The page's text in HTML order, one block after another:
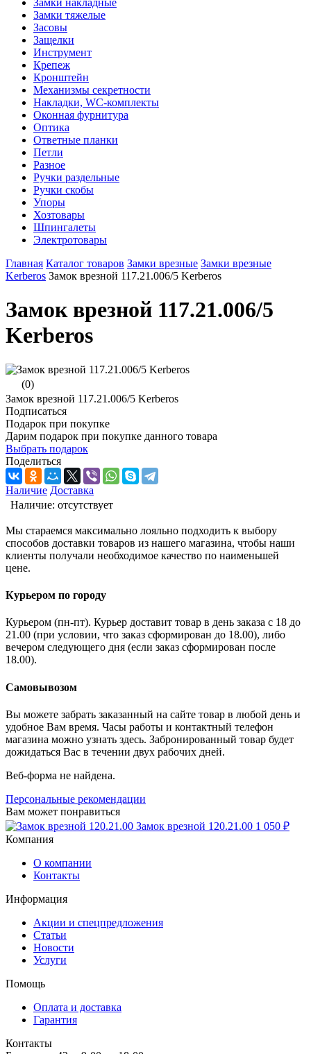
Замки накладные
Замки тяжелые
Засовы
Защелки
Инструмент
Крепеж
Кронштейн
Механизмы секретности
Накладки, WC-комплекты
Оконная фурнитура
Оптика
Ответные планки
Петли
Разное
Ручки раздельные
Ручки скобы
Упоры
Хозтовары
Шпингалеты
Электротовары
Главная Каталог товаров Замки врезные Замки врезные
Kerberos Замок врезной 117.21.006/5 Kerberos
Замок врезной 117.21.006/5
Kerberos
(0)
Замок врезной 117.21.006/5 Kerberos
Подписаться
Подарок при покупке
Дарим подарок при покупке данного товара
Выбрать подарок
Поделиться
Наличие Доставка
Наличие: отсутствует
Мы стараемся максимально лояльно подходить к выбору
способов доставки товаров из нашего магазина, чтобы наши
клиенты получали необходимое качество по наименьшей
цене.
Курьером по городу
Курьером (пн-пт). Курьер доставит товар в день заказа с 18 до
21.00 (при условии, что заказ сформирован до 18.00), либо
вечером следующего дня (если заказ сформирован после
18.00).
Самовывозом
Вы можете забрать заказанный на сайте товар в любой день и
удобное Вам время. Часы работы и контактный телефон
магазина можно узнать здесь. Забронированный товар будет
дожидаться Вас в течении двух рабочих дней.
Веб-форма не найдена.
Персональные рекомендации
Вам может понравиться
Замок врезной 120.21.00 1 050 ₽
Компания
О компании
Контакты
Информация
Акции и спецпредложения
Статьи
Новости
Услуги
Помощь
Оплата и доставка
Гарантия
Контакты